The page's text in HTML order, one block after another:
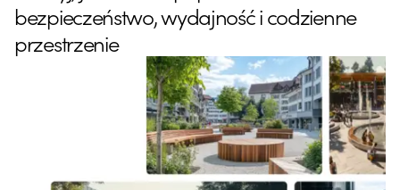
bezpieczeństwo, wydajność i codzienne
przestrzenie